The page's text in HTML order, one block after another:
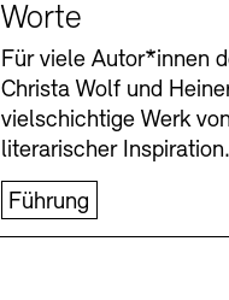
Worte
Für viele Autor*innen
Christa Wolf und
vielschichtige Werk
literarischer Inspiration.
Führung